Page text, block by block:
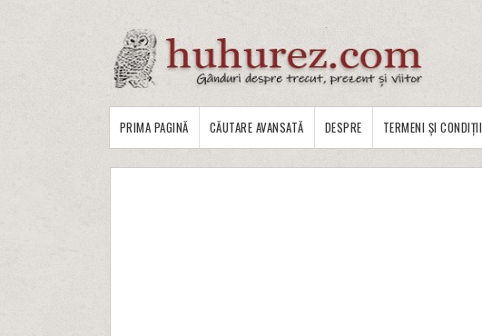
PRIMA PAGINĂ CĂUTARE AVANSATĂ DESPRE TERMENI ȘI CONDIȚII